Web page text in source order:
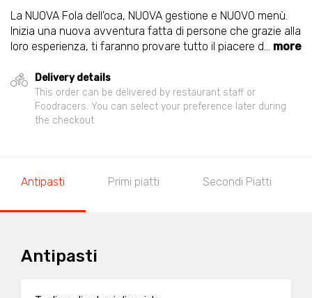
La NUOVA Fola dell'oca, NUOVA gestione e NUOVO menù.
Inizia una nuova avventura fatta di persone che grazie alla
loro esperienza, ti faranno provare tutto il piacere d... more
Delivery details
This order can be delivered by restaurant staff or
Foodracers. You can select your preference later during
the checkout
Antipasti Primi piatti Secondi Piatti
Antipasti